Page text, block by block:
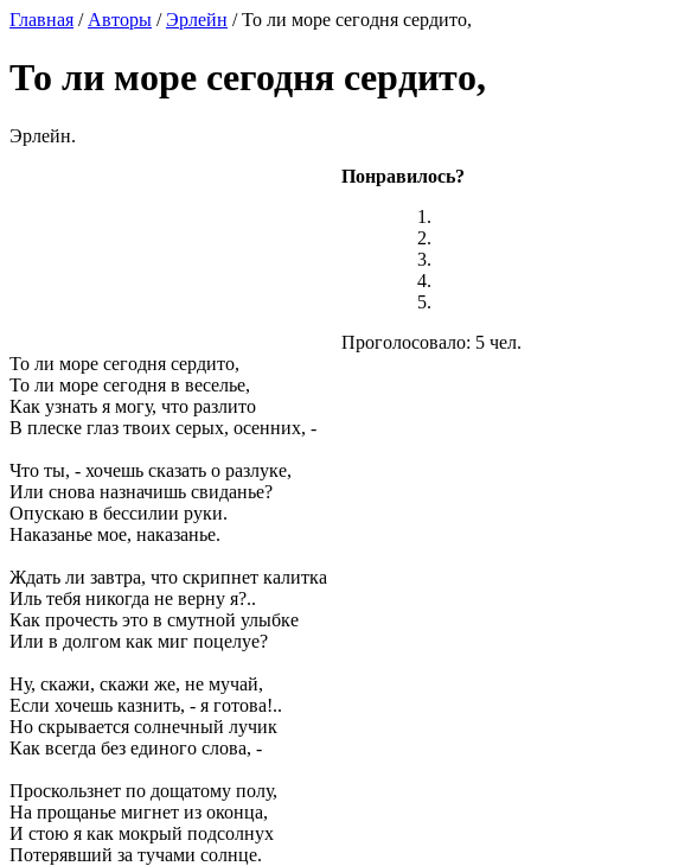
Главная / Авторы /Эрлейн / То ли море сегодня сердито,
То ли море сегодня сердито,
Эрлейн.
Понравилось?
Проголосовало: 5 чел.
То ли море сегодня сердито,
То ли море сегодня в веселье,
Как узнать я могу, что разлито
В плеске глаз твоих серых, осенних, -
Что ты, - хочешь сказать о разлуке,
Или снова назначишь свиданье?
Опускаю в бессилии руки.
Наказанье мое, наказанье.
Ждать ли завтра, что скрипнет калитка
Иль тебя никогда не верну я?..
Как прочесть это в смутной улыбке
Или в долгом как миг поцелуе?
Ну, скажи, скажи же, не мучай,
Если хочешь казнить, - я готова!..
Но скрывается солнечный лучик
Как всегда без единого слова, -
Проскользнет по дощатому полу,
На прощанье мигнет из оконца,
И стою я как мокрый подсолнух
Потерявший за тучами солнце.